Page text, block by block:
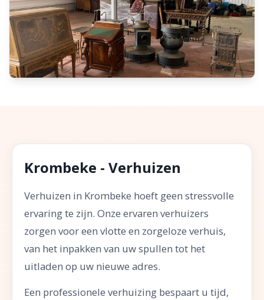
Krombeke - Verhuizen
Verhuizen in Krombeke hoeft geen stressvolle
ervaring te zijn. Onze ervaren verhuizers
zorgen voor een vlotte en zorgeloze verhuis,
van het inpakken van uw spullen tot het
uitladen op uw nieuwe adres.
Een professionele verhuizing bespaart u tijd,